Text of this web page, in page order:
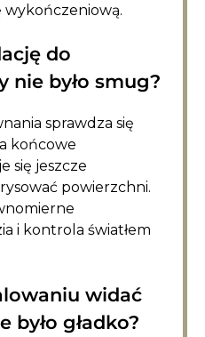
do
nie było smug?
sprawdza się
końcowe
się jeszcze
powierzchni.
i kontrola światłem
widać
było gładko?